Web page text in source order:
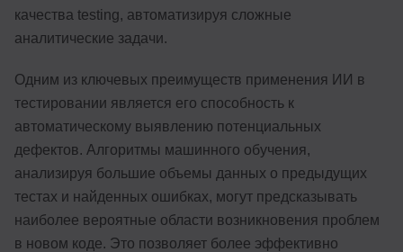
качества testing, автоматизируя сложные
аналитические задачи.
Одним из ключевых преимуществ применения ИИ в
тестировании является его способность к
автоматическому выявлению потенциальных
дефектов. Алгоритмы машинного обучения,
анализируя большие объемы данных о предыдущих
тестах и найденных ошибках, могут предсказывать
наиболее вероятные области возникновения проблем
в новом коде. Это позволяет более эффективно